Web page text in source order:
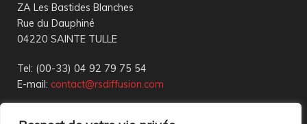
ZA Les Bastides Blanches
Rue du Dauphiné
04220 SAINTE TULLE
Tel: (00-33) 04 92 79 75 54
E-mail: contact@rsdiffusion.com